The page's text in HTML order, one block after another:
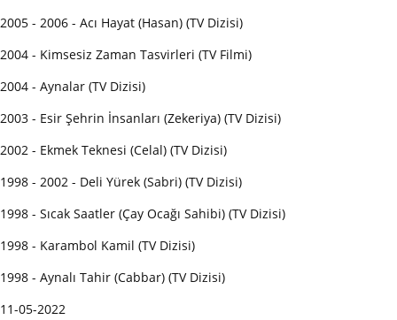
2005 - 2006 - Acı Hayat (Hasan) (TV Dizisi)
2004 - Kimsesiz Zaman Tasvirleri (TV Filmi)
2004 - Aynalar (TV Dizisi)
2003 - Esir Şehrin İnsanları (Zekeriya) (TV Dizisi)
2002 - Ekmek Teknesi (Celal) (TV Dizisi)
1998 - 2002 - Deli Yürek (Sabri) (TV Dizisi)
1998 - Sıcak Saatler (Çay Ocağı Sahibi) (TV Dizisi)
1998 - Karambol Kamil (TV Dizisi)
1998 - Aynalı Tahir (Cabbar) (TV Dizisi)
11-05-2022